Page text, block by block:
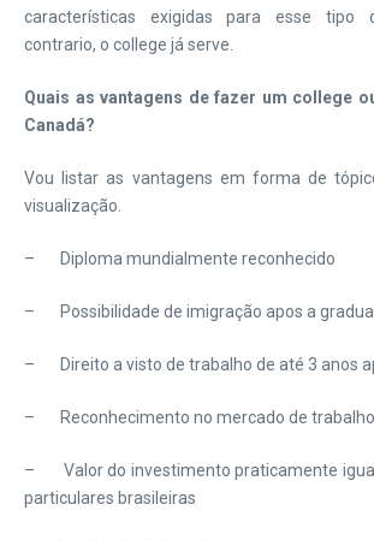
características exigidas para esse tipo
contrario, o college já serve.
Quais as vantagens de fazer um college
Canadá?
Vou listar as vantagens em forma de
visualização.
– Diploma mundialmente reconhecido
– Possibilidade de imigração apos a
– Direito a visto de trabalho de até 3 anos
– Reconhecimento no mercado de
– Valor do investimento praticamente
particulares brasileiras